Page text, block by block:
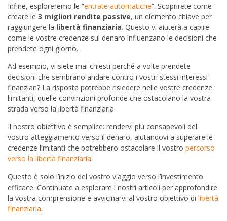
Infine, esploreremo le “entrate automatiche“. Scoprirete come
creare le 3 migliori rendite passive, un elemento chiave per
raggiungere la libertà finanziaria. Questo vi aiuterà a capire
come le vostre credenze sul denaro influenzano le decisioni che
prendete ogni giorno.
Ad esempio, vi siete mai chiesti perché a volte prendete
decisioni che sembrano andare contro i vostri stessi interessi
finanziari? La risposta potrebbe risiedere nelle vostre credenze
limitanti, quelle convinzioni profonde che ostacolano la vostra
strada verso la libertà finanziaria.
Il nostro obiettivo è semplice: rendervi più consapevoli del
vostro atteggiamento verso il denaro, aiutandovi a superare le
credenze limitanti che potrebbero ostacolare il vostro percorso
verso la libertà finanziaria.
Questo è solo l’inizio del vostro viaggio verso l’investimento
efficace. Continuate a esplorare i nostri articoli per approfondire
la vostra comprensione e avvicinarvi al vostro obiettivo di libertà
finanziaria.